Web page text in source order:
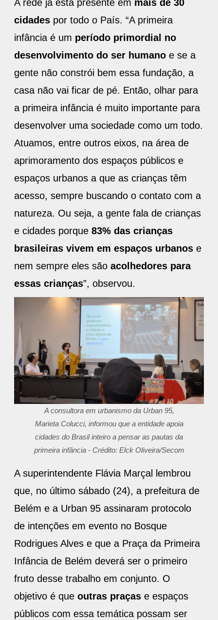
A rede já está presente em mais de 30
cidades por todo o País. “A primeira
infância é um período primordial no
desenvolvimento do ser humano e se a
gente não constrói bem essa fundação, a
casa não vai ficar de pé. Então, olhar para
a primeira infância é muito importante para
desenvolver uma sociedade como um todo.
Atuamos, entre outros eixos, na área de
aprimoramento dos espaços públicos e
espaços urbanos a que as crianças têm
acesso, sempre buscando o contato com a
natureza. Ou seja, a gente fala de crianças
e cidades porque 83% das crianças
brasileiras vivem em espaços urbanos e
nem sempre eles são acolhedores para
essas crianças”, observou.
A consultora em urbanismo da Urban 95,
Marieta Colucci, informou que a entidade apoia
cidades do Brasil inteiro a pensar as pautas da
primeira infância - Crédito: Elck Oliveira/Secom
A superintendente Flávia Marçal lembrou
que, no último sábado (24), a prefeitura de
Belém e a Urban 95 assinaram protocolo
de intenções em evento no Bosque
Rodrigues Alves e que a Praça da Primeira
Infância de Belém deverá ser o primeiro
fruto desse trabalho em conjunto. O
objetivo é que outras praças e espaços
públicos com essa temática possam ser